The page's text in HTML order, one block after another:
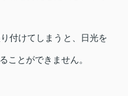
付けてしまうと、日光を
ことができません。